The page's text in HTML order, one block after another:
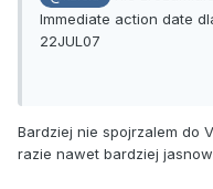
Immediate action date
22JUL07
Bardziej nie spojrzalem do
razie nawet bardziej